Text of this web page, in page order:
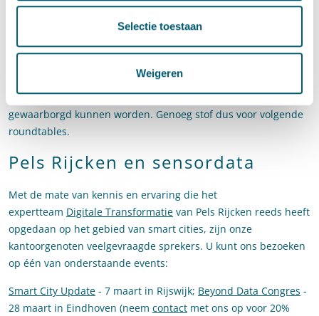
Selectie toestaan
Weigeren
bepaling wat data nu eigenlijk is en wiens eigendom het is.
Wat wil en kan de overheid reguleren op dit vlak en hoe pas je
de bestaande wetgeving en juridische kaders ten aanzien van
Maar ook de vraag hoe de publieke belangen, de individuele
belangen (autonomie) èn de commerciële belangen
gewaarborgd kunnen worden. Genoeg stof dus voor volgende
roundtables.
Pels Rijcken en sensordata
Met de mate van kennis en ervaring die het
expertteam Digitale Transformatie van Pels Rijcken reeds heeft
opgedaan op het gebied van smart cities, zijn onze
kantoorgenoten veelgevraagde sprekers. U kunt ons bezoeken
op één van onderstaande events:
Smart City Update - 7 maart in Rijswijk; Beyond Data Congres -
28 maart in Eindhoven (neem contact met ons op voor 20%